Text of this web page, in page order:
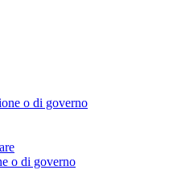
o di governo
o di governo